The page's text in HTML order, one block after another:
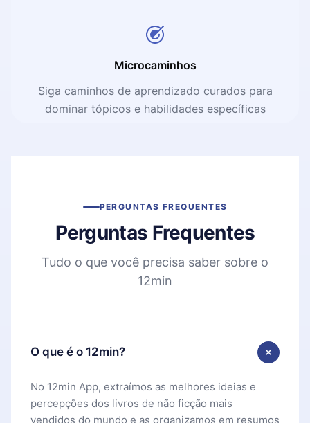
Microcaminhos
Siga caminhos de aprendizado curados para
dominar tópicos e habilidades específicas
PERGUNTAS FREQUENTES
Perguntas Frequentes
Tudo o que você precisa saber sobre o
12min
O que é o 12min?
No 12min App, extraímos as melhores ideias e
percepções dos livros de não ficção mais
vendidos do mundo e as organizamos em resumos